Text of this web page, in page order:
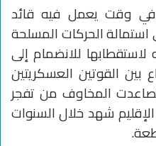
في وقت يعمل فيه قائد
استمالة الحركات المسلحة
للانضمام إلى
القوتين العسكريتين
المخاوف من تفجر
شهد خلال السنوات